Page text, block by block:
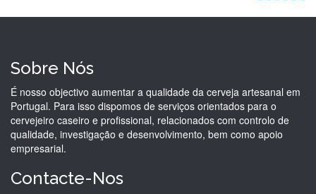
Sobre Nós
É nosso objectivo aumentar a qualidade da cerveja artesanal em
Portugal. Para isso dispomos de serviços orientados para o
cervejeiro caseiro e profissional, relacionados com controlo de
qualidade, investigação e desenvolvimento, bem como apoio
empresarial.
Contacte-Nos